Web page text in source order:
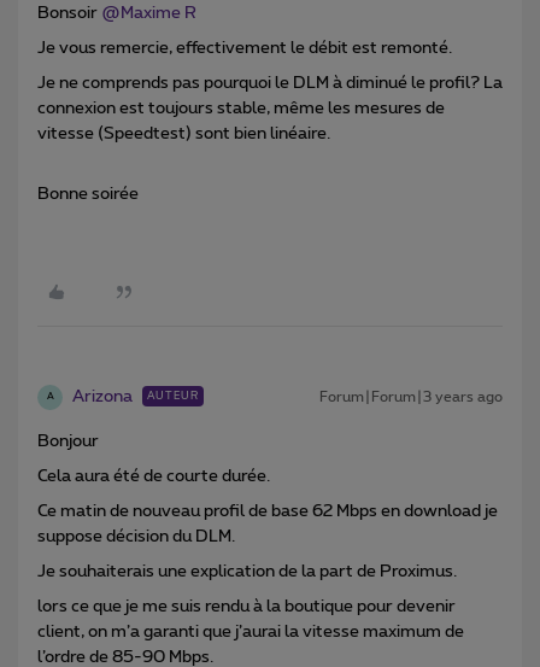
Bonsoir @Maxime R
Je vous remercie, effectivement le débit est remonté.
Je ne comprends pas pourquoi le DLM à diminué le profil? La
connexion est toujours stable, même les mesures de
vitesse (Speedtest) sont bien linéaire.
Bonne soirée
A Arizona AUTEUR Forum|Forum|3 years ago
Bonjour
Cela aura été de courte durée.
Ce matin de nouveau profil de base 62 Mbps en download je
suppose décision du DLM.
Je souhaiterais une explication de la part de Proximus.
lors ce que je me suis rendu à la boutique pour devenir
client, on m’a garanti que j’aurai la vitesse maximum de
l’ordre de 85-90 Mbps.